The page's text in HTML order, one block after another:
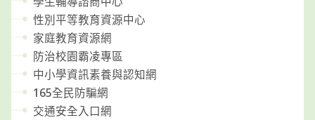
性別平等教育資源中心
家庭教育資源網
防治校園霸凌專區
中小學資訊素養與認知網
165全民防騙網
交通安全入口網